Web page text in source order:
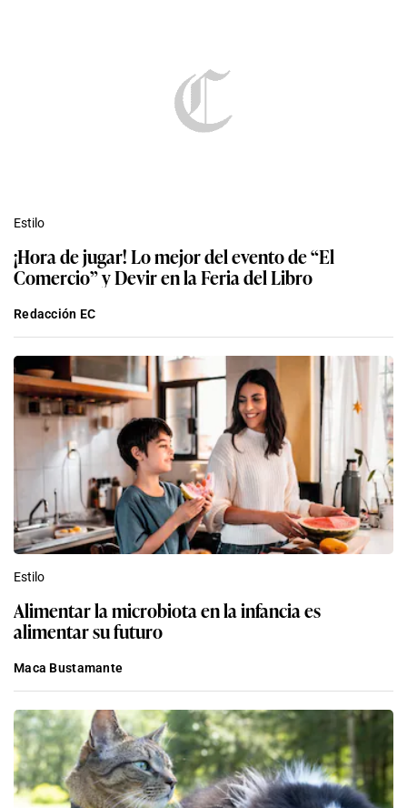
Estilo
¡Hora de jugar! Lo mejor del evento de “El
Comercio” y Devir en la Feria del Libro
Redacción EC
Estilo
Alimentar la microbiota en la infancia es
alimentar su futuro
Maca Bustamante